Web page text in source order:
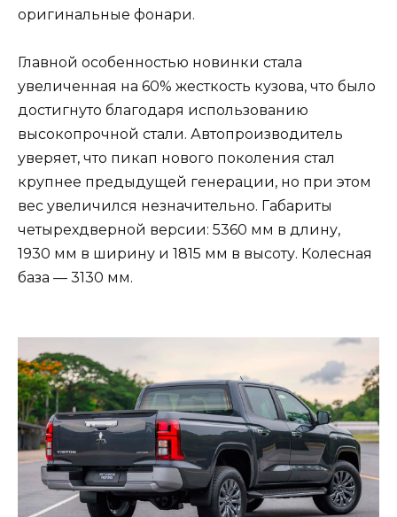
оригинальные фонари.
Главной особенностью новинки стала
увеличенная на 60% жесткость кузова, что было
достигнуто благодаря использованию
высокопрочной стали. Автопроизводитель
уверяет, что пикап нового поколения стал
крупнее предыдущей генерации, но при этом
вес увеличился незначительно. Габариты
четырехдверной версии: 5360 мм в длину,
1930 мм в ширину и 1815 мм в высоту. Колесная
база — 3130 мм.